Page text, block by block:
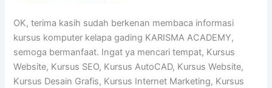
OK, terima kasih sudah berkenan membaca informasi
kursus komputer kelapa gading KARISMA ACADEMY,
semoga bermanfaat. Ingat ya mencari tempat, Kursus
Website, Kursus SEO, Kursus AutoCAD, Kursus Website,
Kursus Desain Grafis, Kursus Internet Marketing, Kursus